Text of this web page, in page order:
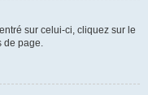
sur celui-ci, cliquez sur le
de page.